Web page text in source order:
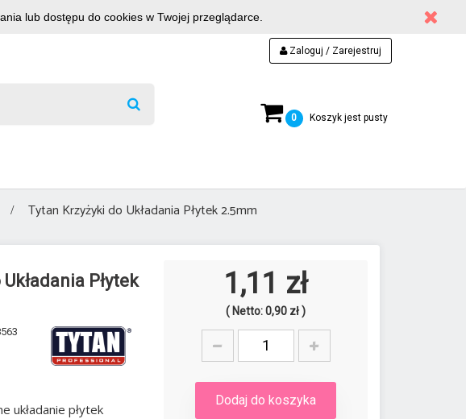
lub dostępu do cookies w Twojej przeglądarce.
Zaloguj / Zarejestruj
0 Koszyk jest pusty
Tytan Krzyżyki do Układania Płytek 2.5mm
Płytek
układanie płytek
1,11 zł
( Netto: 0,90 zł )
Dodaj do koszyka